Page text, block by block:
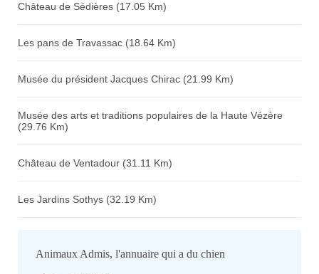
Château de Sédières (17.05 Km)
Les pans de Travassac (18.64 Km)
Musée du président Jacques Chirac (21.99 Km)
Musée des arts et traditions populaires de la Haute Vézère
(29.76 Km)
Château de Ventadour (31.11 Km)
Les Jardins Sothys (32.19 Km)
Animaux Admis, l'annuaire qui a du chien